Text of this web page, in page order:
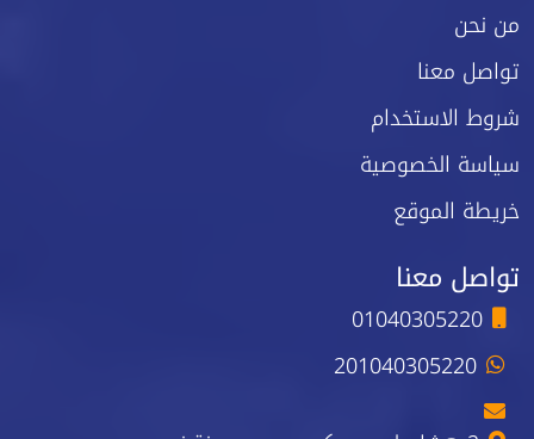
من نحن
تواصل معنا
شروط الاستخدام
سياسة الخصوصية
خريطة الموقع
تواصل معنا
01040305220
201040305220